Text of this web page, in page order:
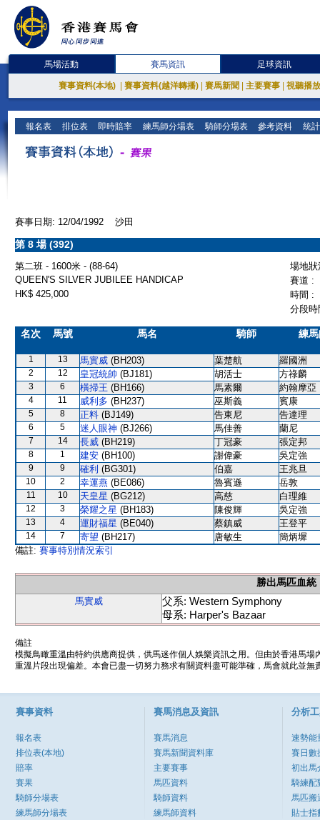
馬場活動 賽馬資訊 足球資訊
賽事資料(本地) 賽事資料(越洋轉播) 賽馬新聞 主要賽事 視聽播
報名表 排位表 即時賠率 練馬師分場表 騎師分場表 參考資料 統
賽事日期: 12/04/1992 沙田
第 8 場 (392)
第二班 - 1600米 - (88-64)
場地
QUEEN'S SILVER JUBILEE HANDICAP
賽道 :
HK$ 425,000
時間 :
分段
名次 馬號 馬名 騎師 練
1 13 馬實威 (BH203) 葉楚航 羅國洲
2 12 皇冠統帥 (BJ181) 胡活士 方祿麟
3 6 橫掃王 (BH166) 馬素爾 約翰摩亞
4 11 威利多 (BH237) 巫斯義 賓康
5 8 正料 (BJ149) 告東尼 告達理
6 5 迷人眼神 (BJ266) 馬佳善 蘭尼
7 14 長威 (BH219) 丁冠豪 張定邦
8 1 建安 (BH100) 謝偉豪 吳定強
9 9 確利 (BG301) 伯嘉 王兆旦
10 2 幸運燕 (BE086) 魯賓遜 岳敦
11 10 天皇星 (BG212) 高慈 白理維
12 3 榮耀之星 (BH183) 陳俊輝 吳定強
13 4 運財福星 (BE040) 蔡鎮威 王登平
14 7 寄望 (BH217) 唐敏生
簡炳墀
備註: 賽事特別情況索引
勝出馬匹血統
馬實威
父系: Western Symphony
母系: Harper's Bazaar
備註
模擬鳥瞰重溫由特約供應商提供，供馬迷作個人娛樂資訊之用。但由於香港馬
重溫片段出現偏差。本會已盡一切努力務求有關資料盡可能準確，馬會就此並
賽事資料
報名表
排位表(本地)
賠率
賽果
騎師分場表
練馬師分場表
賽馬消息及資訊
賽馬消息
賽馬新聞資料庫
主要賽事
馬匹資料
騎師資料
練馬師資料
分析
速勢能
賽日數
初出馬
騎練配
馬匹搬
貼士指